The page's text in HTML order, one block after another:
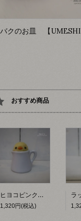
おすすめ商品
ヒヨコピンクッション 【hacy's】
1,320円(税込)